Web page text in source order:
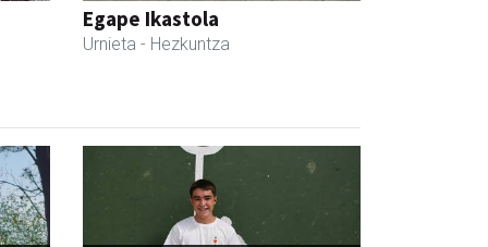
Egape Ikastola
Urnieta - Hezkuntza